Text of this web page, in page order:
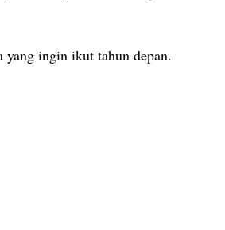
yang ingin ikut tahun depan.